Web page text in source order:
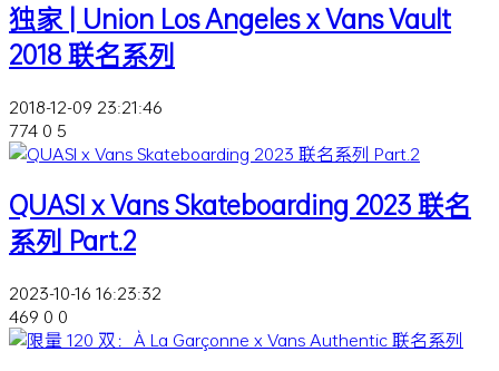
独家 | Union Los Angeles x Vans Vault
2018 联名系列
2018-12-09 23:21:46
774 0 5
QUASI x Vans Skateboarding 2023 联名
系列 Part.2
2023-10-16 16:23:32
469 0 0